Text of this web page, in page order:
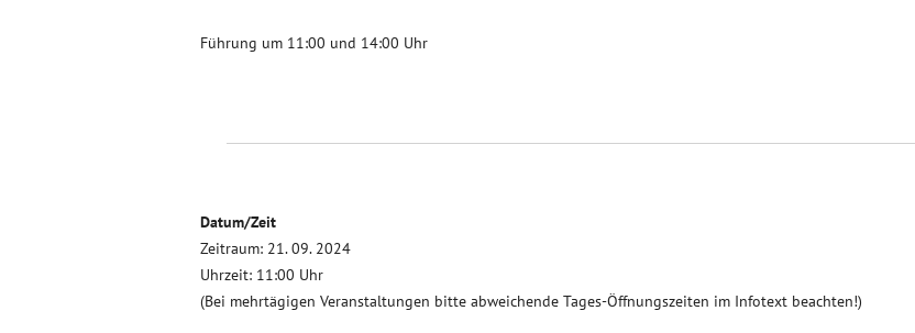
Führung um 11:00 und 14:00 Uhr
Datum/Zeit
Zeitraum: 21. 09. 2024
Uhrzeit: 11:00 Uhr
(Bei mehrtägigen Veranstaltungen bitte abweichende Tages-Öffnungszeiten im Infotext beachten!)